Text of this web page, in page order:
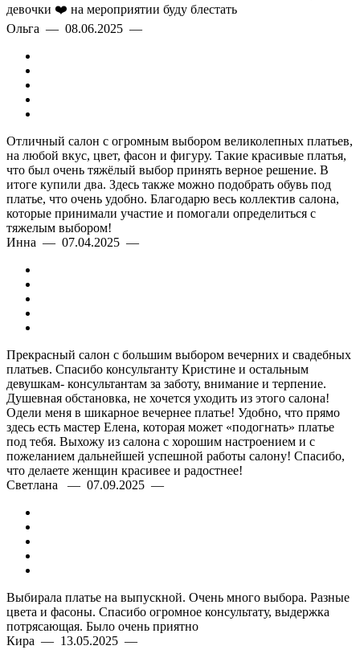
девочки ❤️ на мероприятии буду блестать
Ольга — 08.06.2025 —
Отличный салон с огромным выбором великолепных платьев,
на любой вкус, цвет, фасон и фигуру. Такие красивые платья,
что был очень тяжёлый выбор принять верное решение. В
итоге купили два. Здесь также можно подобрать обувь под
платье, что очень удобно. Благодарю весь коллектив салона,
которые принимали участие и помогали определиться с
тяжелым выбором!
Инна — 07.04.2025 —
Прекрасный салон с большим выбором вечерних и свадебных
платьев. Спасибо консультанту Кристине и остальным
девушкам- консультантам за заботу, внимание и терпение.
Душевная обстановка, не хочется уходить из этого салона!
Одели меня в шикарное вечернее платье! Удобно, что прямо
здесь есть мастер Елена, которая может «подогнать» платье
под тебя. Выхожу из салона с хорошим настроением и с
пожеланием дальнейшей успешной работы салону! Спасибо,
что делаете женщин красивее и радостнее!
Светлана — 07.09.2025 —
Выбирала платье на выпускной. Очень много выбора. Разные
цвета и фасоны. Спасибо огромное консультату, выдержка
потрясающая. Было очень приятно
Кира — 13.05.2025 —